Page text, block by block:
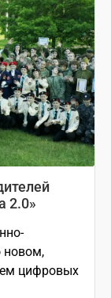
2.0»
новом,
цифровых